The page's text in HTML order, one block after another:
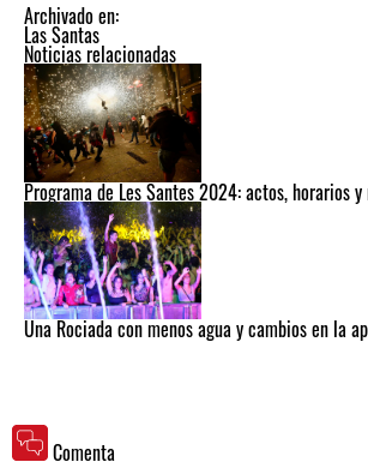
Noticias relacionadas
Programa de Les Santes 2024: actos, horarios y
Una Rociada con menos agua y cambios en la
Archivado en:
Las Santas
Comenta